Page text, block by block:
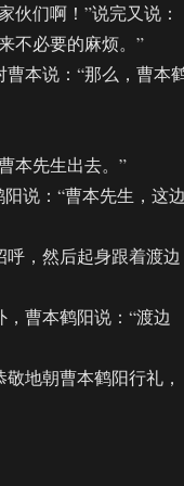
们啊！”说完又说：
不必要的麻烦。”
本说：“那么，曹本
本先生出去。”
说：“曹本先生，这
，然后起身跟着渡边
曹本鹤阳说：“渡边
地朝曹本鹤阳行礼，